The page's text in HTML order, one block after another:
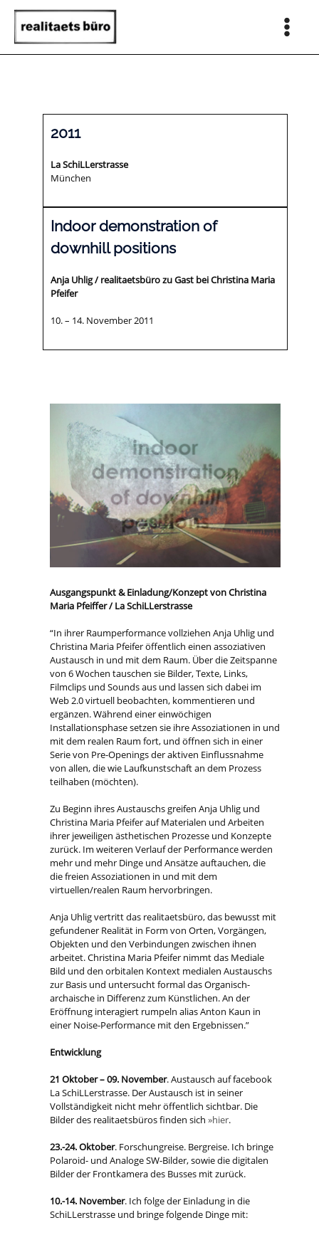
springen
Main
2011
La SchiLLerstrasse
München
Indoor demonstration of
downhill positions
Anja Uhlig / realitaetsbüro zu Gast bei Christina Maria
Pfeifer
10. – 14. November 2011
Ausgangspunkt & Einladung/Konzept von Christina
Maria Pfeiffer / La SchiLLerstrasse
“In ihrer Raumperformance vollziehen Anja Uhlig und
Christina Maria Pfeifer öffentlich einen assoziativen
Austausch in und mit dem Raum. Über die Zeitspanne
von 6 Wochen tauschen sie Bilder, Texte, Links,
Filmclips und Sounds aus und lassen sich dabei im
Web 2.0 virtuell beobachten, kommentieren und
ergänzen. Während einer einwöchigen
Installationsphase setzen sie ihre Assoziationen in und
mit dem realen Raum fort, und öffnen sich in einer
Serie von Pre-Openings der aktiven Einflussnahme
von allen, die wie Laufkunstschaft an dem Prozess
teilhaben (möchten).
Zu Beginn ihres Austauschs greifen Anja Uhlig und
Christina Maria Pfeifer auf Materialen und Arbeiten
ihrer jeweiligen ästhetischen Prozesse und Konzepte
zurück. Im weiteren Verlauf der Performance werden
mehr und mehr Dinge und Ansätze auftauchen, die
die freien Assoziationen in und mit dem
virtuellen/realen Raum hervorbringen.
Anja Uhlig vertritt das realitaetsbüro, das bewusst mit
gefundener Realität in Form von Orten, Vorgängen,
Objekten und den Verbindungen zwischen ihnen
arbeitet. Christina Maria Pfeifer nimmt das Mediale
Bild und den orbitalen Kontext medialen Austauschs
zur Basis und untersucht formal das Organisch-
archaische in Differenz zum Künstlichen. An der
Eröffnung interagiert rumpeln alias Anton Kaun in
einer Noise-Performance mit den Ergebnissen.”
Entwicklung
21 Oktober – 09. November. Austausch auf facebook
La SchiLLerstrasse. Der Austausch ist in seiner
Vollständigkeit nicht mehr öffentlich sichtbar. Die
Bilder des realitaetsbüros finden sich»hier.
23.-24. Oktober. Forschungreise. Bergreise. Ich bringe
Polaroid- und Analoge SW-Bilder, sowie die digitalen
Bilder der Frontkamera des Busses mit zurück.
10.-14. November. Ich folge der Einladung in die
SchiLLerstrasse und bringe folgende Dinge mit: